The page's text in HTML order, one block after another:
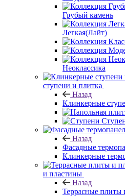
Грубый камень
Легкая(Лайт)
Неоклассика
ступени и плитка
Назад
Клинкерные
Назад
Фасадные
Клинкерные
и пластины
Назад
Террасные плиты